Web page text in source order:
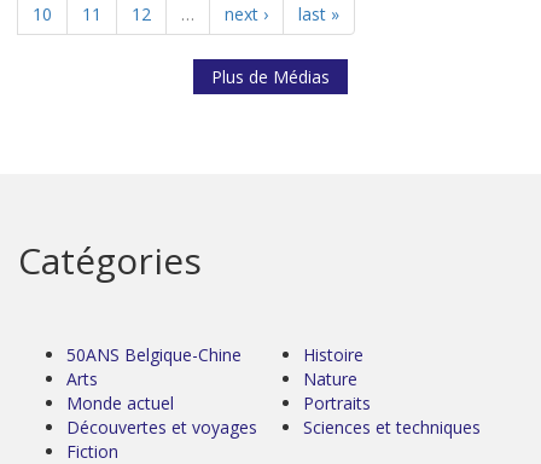
10
11 12 … next › last »
Plus de Médias
Catégories
50ANS Belgique-Chine
Arts
Monde actuel
Découvertes et voyages
Fiction
Histoire
Nature
Portraits
Sciences et techniques